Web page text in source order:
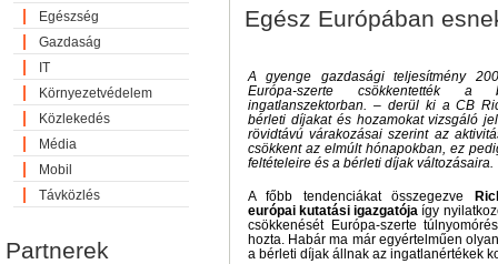
Egészség
Gazdaság
IT
Környezetvédelem
Közlekedés
Média
Mobil
Távközlés
Partnerek
Egész Európában
A gyenge gazdasági teljesítmény
Európa-szerte csökkentették
ingatlanszektorban. – derül ki a CB
bérleti díjakat és hozamokat vizsgáló
rövidtávú várakozásai szerint az
csökkent az elmúlt hónapokban, ez
feltételeire és a bérleti díjak változásaira.
A főbb tendenciákat összegezve
európai kutatási igazgatója így
csökkenését Európa-szerte
hozta. Habár ma már egyértelműen
a bérleti díjak állnak az ingatlanértékek